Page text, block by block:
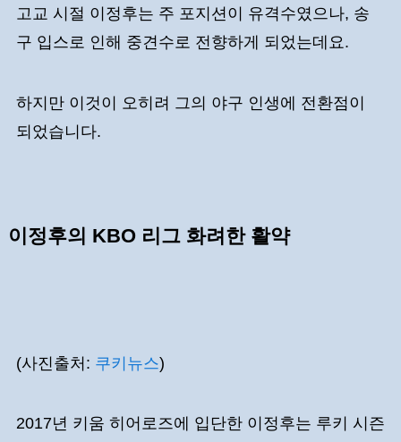
고교 시절 이정후는 주 포지션이 유격수였으나, 송
구 입스로 인해 중견수로 전향하게 되었는데요.
하지만 이것이 오히려 그의 야구 인생에 전환점이
되었습니다.
이정후의 KBO 리그 화려한 활약
(사진출처: 쿠키뉴스)
2017년 키움 히어로즈에 입단한 이정후는 루키 시즌